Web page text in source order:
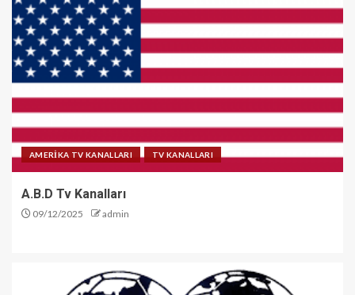
AMERİKA TV KANALLARI TV KANALLARI
A.B.D Tv Kanalları
09/12/2025 admin